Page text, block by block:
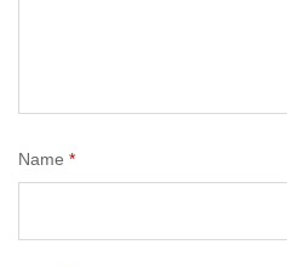
Name *